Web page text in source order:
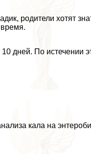
родители хотят
дней. По
кала на